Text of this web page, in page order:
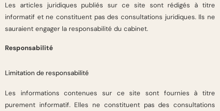
Les articles juridiques publiés sur ce site sont rédigés à titre
informatif et ne constituent pas des consultations juridiques. Ils ne
sauraient engager la responsabilité du cabinet.
Responsabilité
Limitation de responsabilité
Les informations contenues sur ce site sont fournies à titre
purement informatif. Elles ne constituent pas des consultations